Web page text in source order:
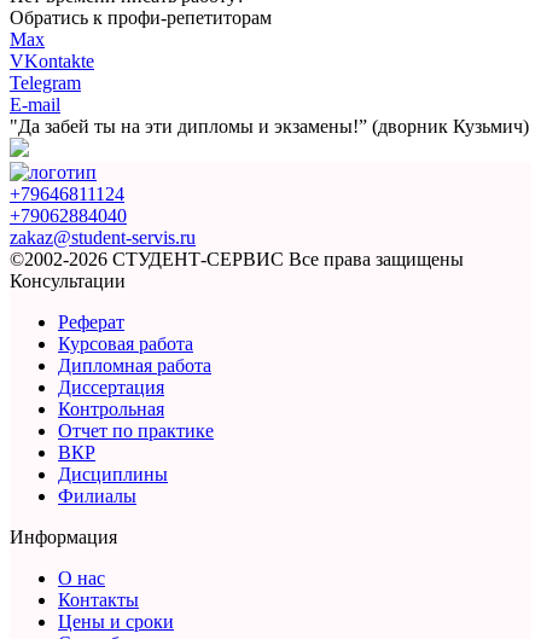
Обратись к профи-репетиторам
Max
VKontakte
Telegram
E-mail
"Да забей ты на эти дипломы и экзамены!” (дворник Кузьмич)
+79646811124
+79062884040
zakaz@student-servis.ru
©2002-2026 СТУДЕНТ-СЕРВИС Все права защищены
Консультации
Реферат
Курсовая работа
Дипломная работа
Диссертация
Контрольная
Отчет по практике
ВКР
Дисциплины
Филиалы
Информация
О нас
Контакты
Цены и сроки